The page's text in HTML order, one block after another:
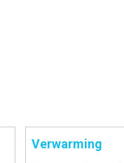
Verwarming